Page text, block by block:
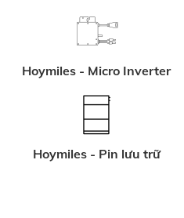
Hoymiles - Micro Inverter
Hoymiles - Pin lưu trữ